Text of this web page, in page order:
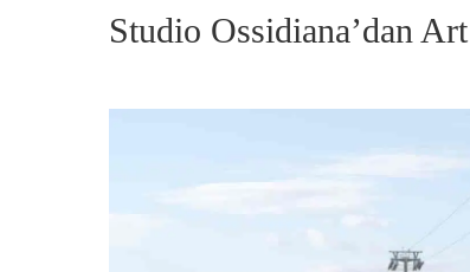
Studio Ossidiana’dan